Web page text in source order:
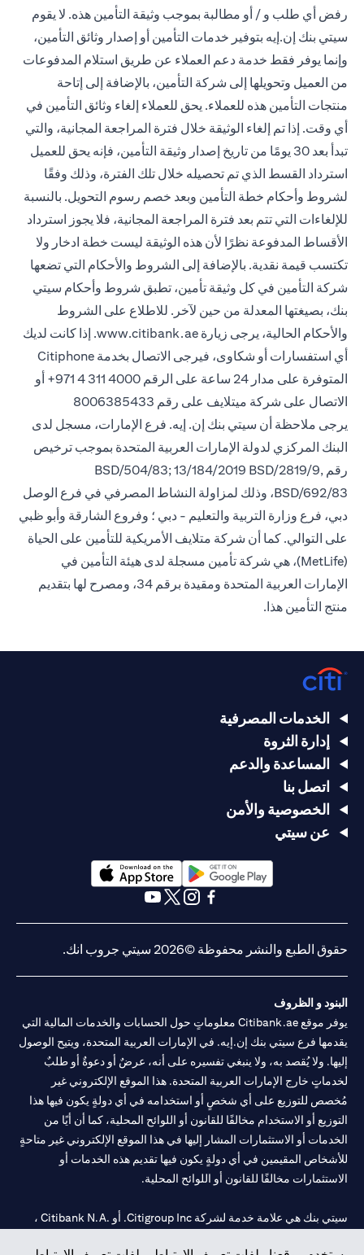
رفض أي طلب و / أو مطالبة بموجب وثيقة التأمين هذه. لا يقوم
سيتي بنك إن.إيه بتوفير خدمات التأمين أو إصدار وثائق التأمين،
وإنما يوفر فقط خدمة دعم العملاء عن طريق استلام المدفوعات
من العميل وتحويلها إلى شركة التأمين، بالإضافة إلى إتاحة
منتجات التأمين هذه للعملاء. يحق للعملاء إلغاء وثائق التأمين في
أي وقت. إذا تم إلغاء الوثيقة خلال فترة المراجعة المجانية، والتي
تبدأ بعد 30 يومًا من تاريخ إصدار وثيقة التأمين، فإنه يحق للعميل
استرداد القسط الذي تم تحصيله خلال تلك الفترة، وذلك وفقًا
لشروط وأحكام خطة التأمين وبعد خصم رسوم التحويل. بالنسبة
للإلغاءات التي تتم بعد فترة المراجعة المجانية، فلا يجوز استرداد
الأقساط المدفوعة نظرًا لأن هذه الوثيقة ليست خطة ادخار ولا
تكتسب قيمة نقدية. بالإضافة إلى الشروط والأحكام التي تضعها
شركة التأمين في كل وثيقة تأمين، تطبق شروط وأحكام سيتي
بنك، بصيغتها المعدلة من حين لآخر. للاطلاع على الشروط
والأحكام الحالية، يرجى زيارة www.citibank.ae. إذا كانت لديك
أي استفسارات أو شكاوى، فيرجى الاتصال بخدمة Citiphone
المتوفرة على مدار 24 ساعة على الرقم 4000 311 4 971+ أو
الاتصال على شركة ميتلايف على رقم 8006385433
يرجى ملاحظة أن سيتي بنك إن. إيه. فرع الإمارات، مسجل لدى
البنك المركزي لدولة الإمارات العربية المتحدة بموجب ترخيص
رقم BSD/504/83; 13/184/2019 BSD/2819/9,
BSD/692/83، وذلك لمزاولة النشاط المصرفي في فرع الوصل
دبي، فرع وزارة التربية والتعليم - دبي ؛ وفروع الشارقة وأبو ظبي
على التوالي. كما أن شركة متلايف الأمريكية للتأمين على الحياة
(MetLife)، هي شركة تأمين مسجلة لدى هيئة التأمين في
الإمارات العربية المتحدة ومقيدة برقم 34، ومصرح لها بتقديم
منتج التأمين هذا.
الخدمات المصرفية
إدارة الثروة
المساعدة والدعم
اتصل بنا
الخصوصية والأمن
عن سيتي
(opens in a new tab)
حقوق الطبع والنشر محفوظة ©2026 سيتي جروب انك.
البنود و الظروف
يوفر موقع Citibank.ae معلوماتٍ حول الحسابات والخدمات المالية التي
يقدمها فرع سيتي بنك إن.إيه. في الإمارات العربية المتحدة، ويتيح الوصول
إليها. ولا يُقصد به، ولا ينبغي تفسيره على أنه، عرضٌ أو دعوةٌ أو طلبٌ
لخدماتٍ خارج الإمارات العربية المتحدة. هذا الموقع الإلكتروني غير
مُخصص للتوزيع على أي شخصٍ أو استخدامه في أي دولةٍ يكون فيها هذا
التوزيع أو الاستخدام مخالفًا للقانون أو اللوائح المحلية، كما أن أيًا من
الخدمات أو الاستثمارات المشار إليها في هذا الموقع الإلكتروني غير متاحةٍ
للأشخاص المقيمين في أي دولةٍ يكون فيها تقديم هذه الخدمات أو
الاستثمارات مخالفًا للقانون أو اللوائح المحلية.
سيتي بنك هي علامة خدمة لشركة Citigroup Inc. أو .Citibank N.A ،